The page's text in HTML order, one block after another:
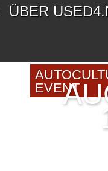
ÜBER
EVENT